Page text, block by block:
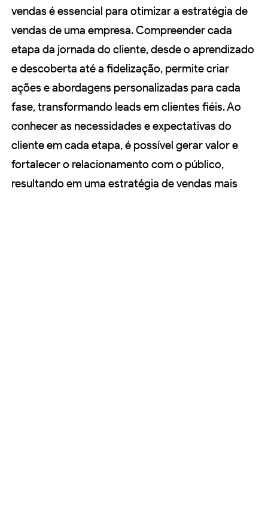
vendas é essencial para otimizar a estratégia de
vendas de uma empresa. Compreender cada
etapa da jornada do cliente, desde o aprendizado
e descoberta até a fidelização, permite criar
ações e abordagens personalizadas para cada
fase, transformando leads em clientes fiéis. Ao
conhecer as necessidades e expectativas do
cliente em cada etapa, é possível gerar valor e
fortalecer o relacionamento com o público,
resultando em uma estratégia de vendas mais